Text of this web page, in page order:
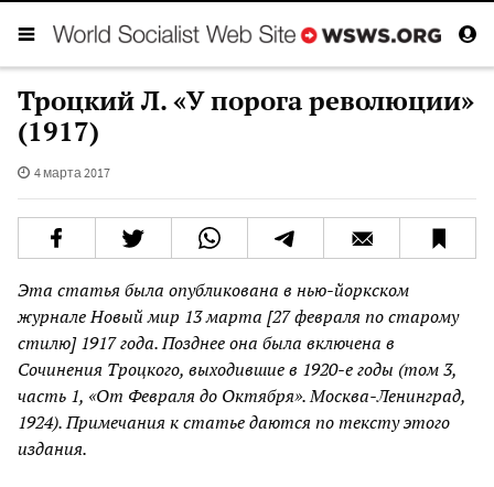
Троцкий Л. «У порога революции»
(1917)
4 марта 2017
Эта статья была опубликована в нью-йоркском
журнале Новый мир 13 марта [27 февраля по старому
стилю] 1917 года. Позднее она была включена в
Сочинения Троцкого, выходившие в 1920-е годы (том 3,
часть 1, «От Февраля до Октября». Москва-Ленинград,
1924). Примечания к статье даются по тексту этого
издания.